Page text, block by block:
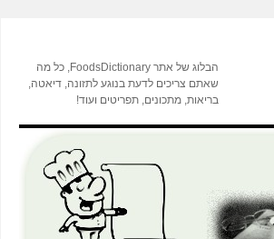
הבלוג של אתר FoodsDictionary, כל מה
שאתם צריכים לדעת בנוגע לתזונה, דיאטה,
בריאות, מתכונים, תפריטים ועוד!